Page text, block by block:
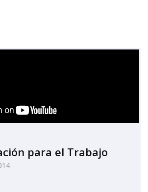
para el Trabajo